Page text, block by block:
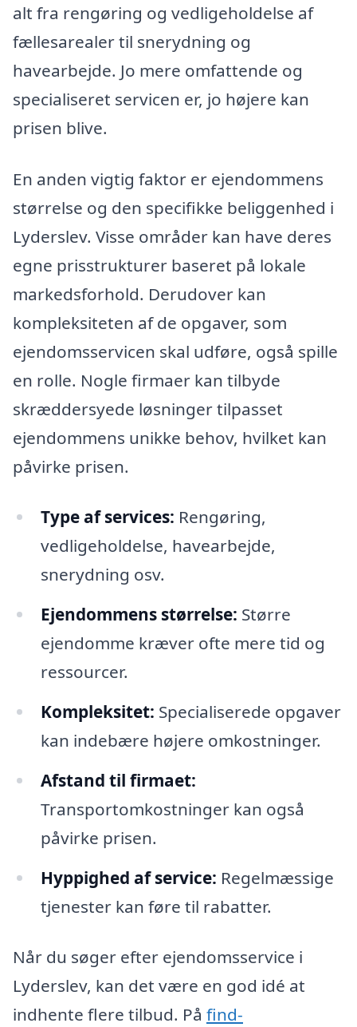
alt fra rengøring og vedligeholdelse af
fællesarealer til snerydning og
havearbejde. Jo mere omfattende og
specialiseret servicen er, jo højere kan
prisen blive.
En anden vigtig faktor er ejendommens
størrelse og den specifikke beliggenhed i
Lyderslev. Visse områder kan have deres
egne prisstrukturer baseret på lokale
markedsforhold. Derudover kan
kompleksiteten af de opgaver, som
ejendomsservicen skal udføre, også spille
en rolle. Nogle firmaer kan tilbyde
skræddersyede løsninger tilpasset
ejendommens unikke behov, hvilket kan
påvirke prisen.
Type af services: Rengøring,
vedligeholdelse, havearbejde,
snerydning osv.
Ejendommens størrelse: Større
ejendomme kræver ofte mere tid og
ressourcer.
Kompleksitet: Specialiserede opgaver
kan indebære højere omkostninger.
Afstand til firmaet:
Transportomkostninger kan også
påvirke prisen.
Hyppighed af service: Regelmæssige
tjenester kan føre til rabatter.
Når du søger efter ejendomsservice i
Lyderslev, kan det være en god idé at
indhente flere tilbud. På find-